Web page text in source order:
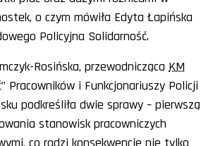
o czym mówiła Edyta Łapińska
Policyjna Solidarność.
Rosińska, przewodnicząca KM
Pracowników i Funkcjonariuszy Policji
podkreśliła dwie sprawy – pierwszą
stanowisk pracowniczych